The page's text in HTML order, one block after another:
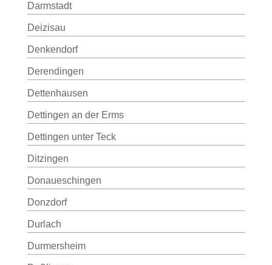
Darmstadt
Deizisau
Denkendorf
Derendingen
Dettenhausen
Dettingen an der Erms
Dettingen unter Teck
Ditzingen
Donaueschingen
Donzdorf
Durlach
Durmersheim